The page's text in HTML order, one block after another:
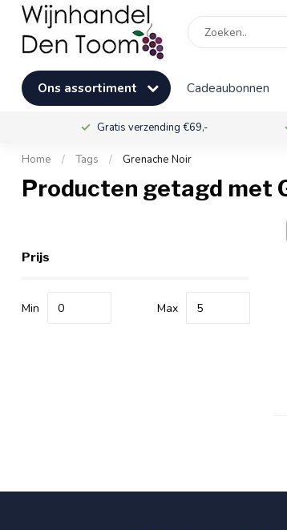
Ons assortiment Cadeaubonnen
Gratis verzending €69,-
Home / Tags / Grenache Noir
Producten getagd met
Prijs
Min Max